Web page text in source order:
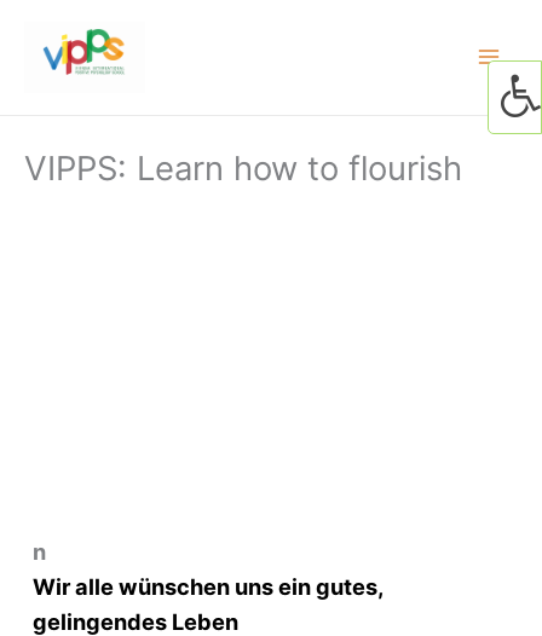
VIPPS: Learn how to flourish
n
Wir alle wünschen uns ein gutes,
gelingendes Leben